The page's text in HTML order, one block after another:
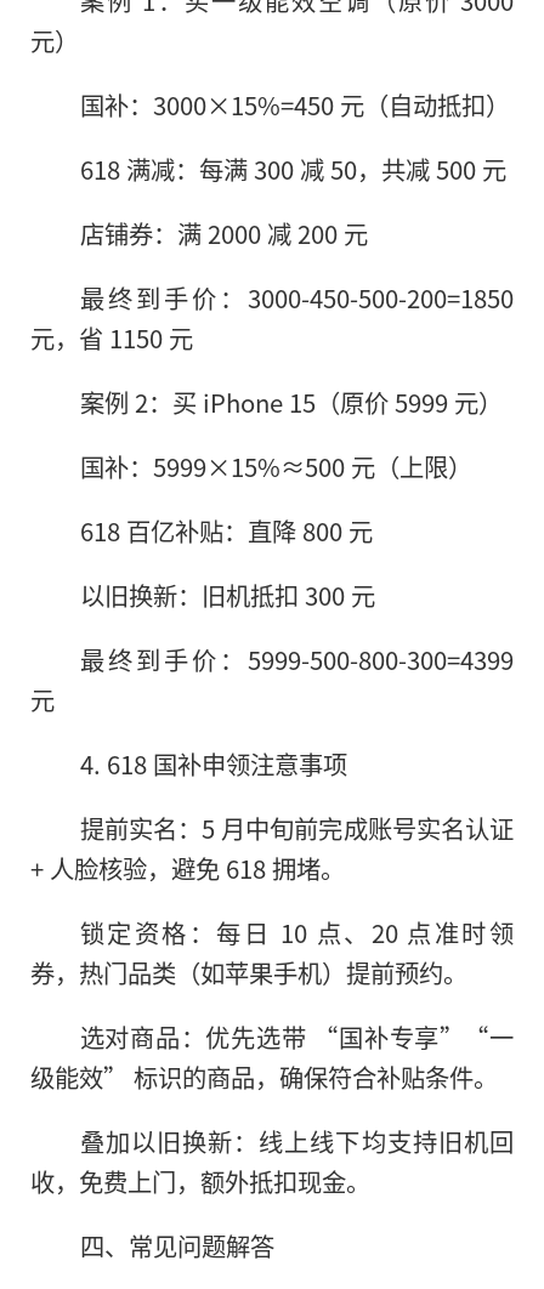
元）
国补：3000×15%=450 元（自动抵扣）
618 满减：每满 300 减 50，共减 500 元
店铺券：满 2000 减 200 元
最终到手价：3000-450-500-200=1850
元，省 1150 元
案例 2：买 iPhone 15（原价 5999 元）
国补：5999×15%≈500 元（上限）
618 百亿补贴：直降 800 元
以旧换新：旧机抵扣 300 元
最终到手价：5999-500-800-300=4399
元
4. 618 国补申领注意事项
提前实名：5 月中旬前完成账号实名认证
+ 人脸核验，避免 618 拥堵。
锁定资格：每日 10 点、20 点准时领
券，热门品类（如苹果手机）提前预约。
选对商品：优先选带 “国补专享”“一
级能效” 标识的商品，确保符合补贴条件。
叠加以旧换新：线上线下均支持旧机回
收，免费上门，额外抵扣现金。
四、常见问题解答